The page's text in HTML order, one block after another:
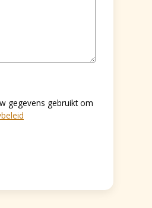
gegevens gebruikt om